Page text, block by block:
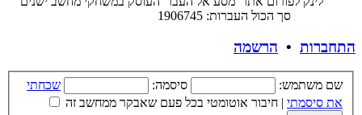
סך הכול העברות: 1906745
התחברות • הרשמה
שם משתמש: סיסמה:
שכחתי
את סיסמתי | חיבור אוטומטי בכל פעם שאבקר ממחשב זה